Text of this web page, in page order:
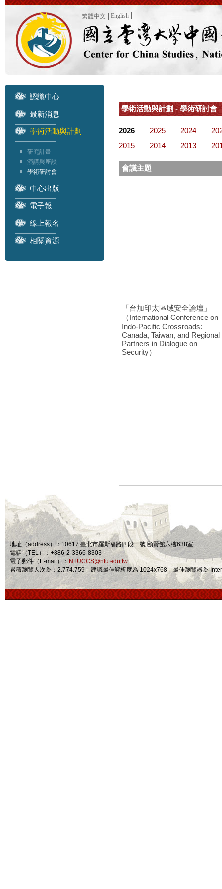
繁體中文 English
認識中心
最新消息
學術活動與計劃
研究計畫
演講與座談
學術研討會
中心出版
電子報
線上報名
相關資源
學術活動與計劃 - 學術研討會
2026 2025 2024
2015
2014 2013
會議主題
「台加印太區域安全論壇」
（International Conference on
Indo-Pacific Crossroads:
Canada, Taiwan, and Regional
Partners in Dialogue on
Security）
地址（address）：10617 臺北市羅斯福路四段一號 頤賢館六樓638室
電話（TEL）：+886-2-3366-8303
電子郵件（E-mail）： NTUCCS@ntu.edu.tw
累積瀏覽人次為：2,774,759 建議最佳解析度為 1024x768 最佳瀏覽器為